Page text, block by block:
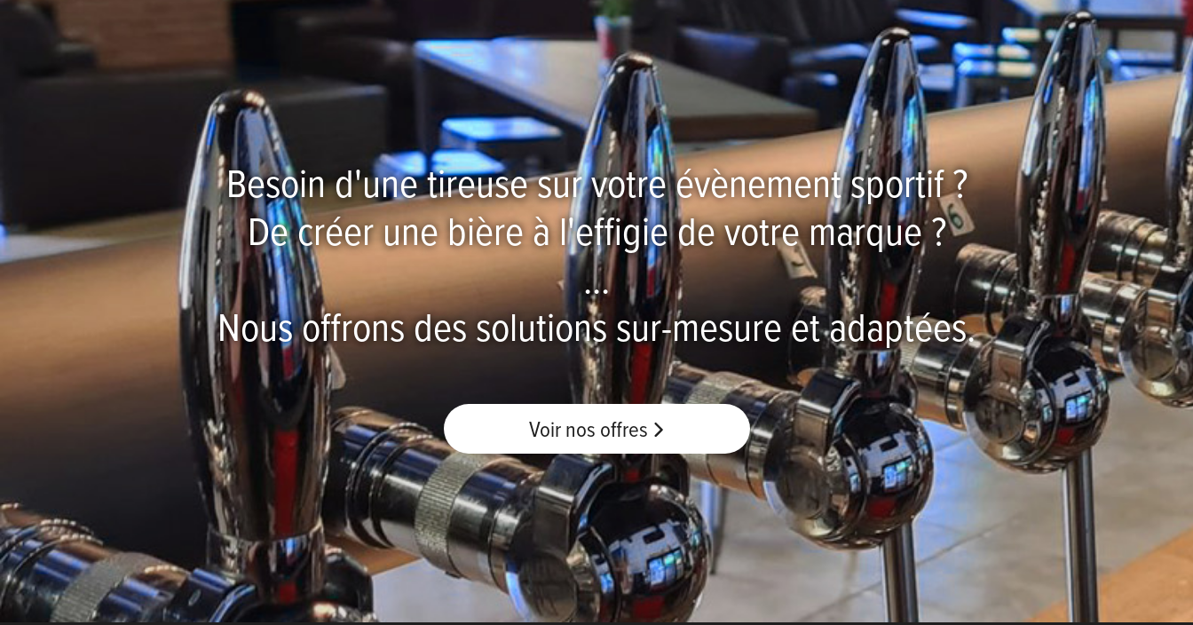
Besoin d'une tireuse sur votre évènement sportif ?
De créer une bière à l'effigie de votre marque ?
...
Nous offrons des solutions sur-mesure et adaptées.
Voir nos offres